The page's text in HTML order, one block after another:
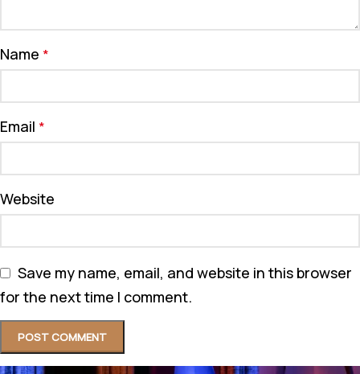
Name *
Email *
Website
Save my name, email, and website in this browser
for the next time I comment.